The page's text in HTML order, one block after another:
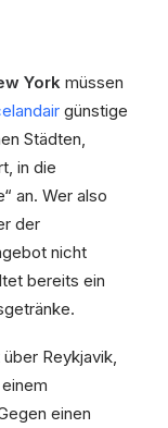
York müssen
günstige
Städten,
in die
an. Wer also
der
nicht
bereits ein
Reykjavik,
einen